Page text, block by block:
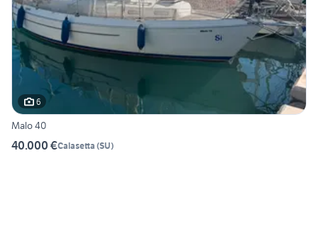
6
Malo 40
40.000 €Calasetta (SU)